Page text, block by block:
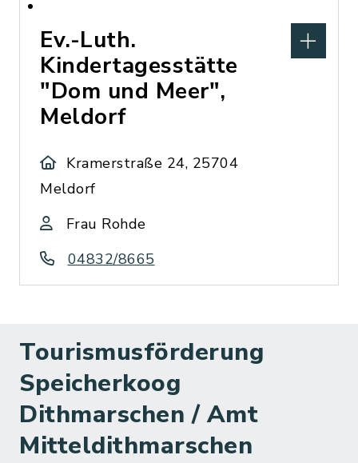
Ev.-Luth.
Kindertagesstätte
"Dom und Meer",
Meldorf
Kramerstraße 24, 25704
Meldorf
Frau Rohde
04832/8665
Tourismusförderung
Speicherkoog
Dithmarschen / Amt
Mitteldithmarschen